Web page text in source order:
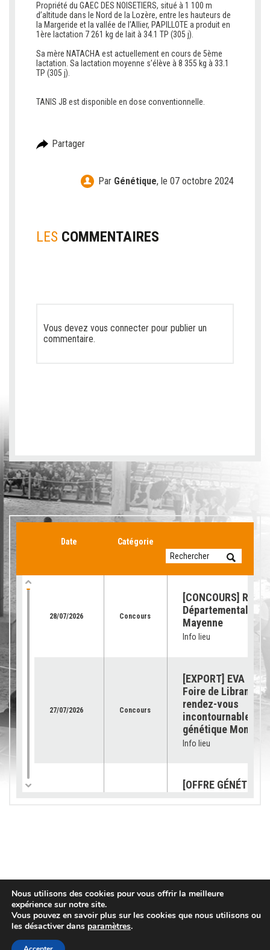
Propriété du GAEC DES NOISETIERS, situé à 1 100 m
d’altitude dans le Nord de la Lozère, entre les hauteurs de
la Margeride et la vallée de l’Allier, PAPILLOTE a produit en
1ère lactation 7 261 kg de lait à 34.1 TP (305 j).
Sa mère NATACHA est actuellement en cours de 5ème
lactation. Sa lactation moyenne s’élève à 8 355 kg à 33.1
TP (305 j).
TANIS JB est disponible en dose conventionnelle.
Partager
Par Génétique, le 07 octobre 2024
LES COMMENTAIRES
Vous devez vous connecter pour publier un
commentaire.
Date Catégorie
28/07/2026 Concours
[CONCOURS]
Départemental de
Mayenne
Info lieu
27/07/2026 Concours
[EXPORT] EVA
Foire de Libramont
rendez-vous
incontournable
génétique
Info lieu
[OFFRE
03/07/2026 Services
demandes sont
pour les « petits
Info lieu
Nous utilisons des cookies pour vous offrir la meilleure
expérience sur notre site.
Vous pouvez en savoir plus sur les cookies que nous utilisons ou
les désactiver dans paramètres.